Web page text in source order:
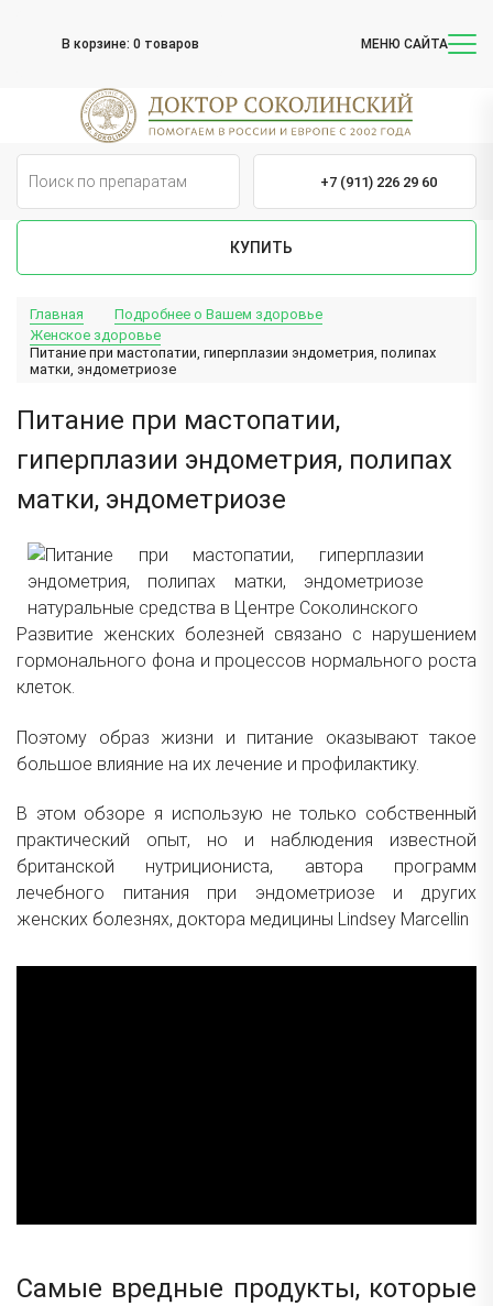
В корзине: 0 товаров МЕНЮ САЙТА
+7 (911) 226 29 60
КУПИТЬ
Главная
Подробнее о Вашем здоровье
Женское здоровье
Питание при мастопатии, гиперплазии эндометрия, полипах
матки, эндометриозе
Питание при мастопатии,
гиперплазии эндометрия, полипах
матки, эндометриозе
Развитие женских болезней связано с нарушением
гормонального фона и процессов нормального роста
клеток.
Поэтому образ жизни и питание оказывают такое
большое влияние на их лечение и профилактику.
В этом обзоре я использую не только собственный
практический опыт, но и наблюдения известной
британской нутрициониста, автора программ
лечебного питания при эндометриозе и других
женских болезнях, доктора медицины Lindsey Marcellin
Самые вредные продукты, которые